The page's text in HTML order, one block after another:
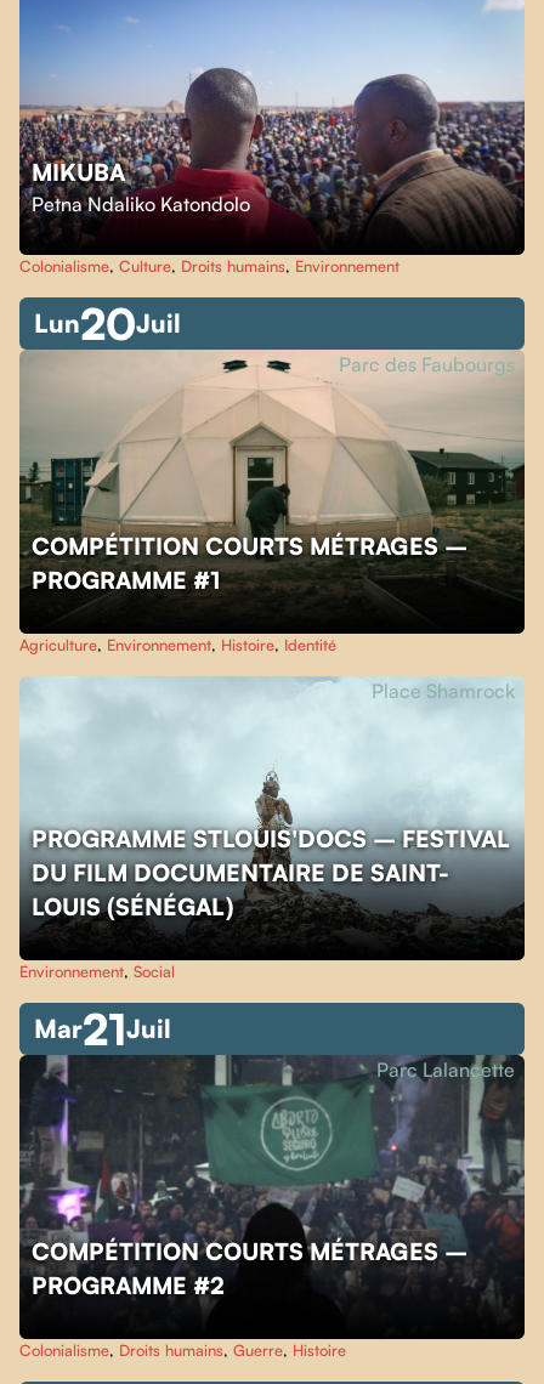
MIKUBA
Petna Ndaliko Katondolo
Colonialisme, Culture, Droits humains, Environnement
Lun20Juil
COMPÉTITION COURTS MÉTRAGES –
PROGRAMME #1
Parc des Faubourgs
Agriculture, Environnement, Histoire, Identité
PROGRAMME STLOUIS'DOCS – FESTIVAL
DU FILM DOCUMENTAIRE DE SAINT-
LOUIS (SÉNÉGAL)
Place Shamrock
Environnement, Social
Mar21Juil
COMPÉTITION COURTS MÉTRAGES –
PROGRAMME #2
Parc Lalancette
Colonialisme, Droits humains, Guerre, Histoire